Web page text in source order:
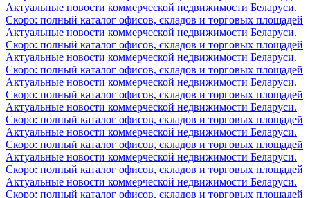
Актуальные новости коммерческой недвижимости Беларуси.
Скоро: полный каталог офисов, складов и торговых площадей
Актуальные новости коммерческой недвижимости Беларуси.
Скоро: полный каталог офисов, складов и торговых площадей
Актуальные новости коммерческой недвижимости Беларуси.
Скоро: полный каталог офисов, складов и торговых площадей
Актуальные новости коммерческой недвижимости Беларуси.
Скоро: полный каталог офисов, складов и торговых площадей
Актуальные новости коммерческой недвижимости Беларуси.
Скоро: полный каталог офисов, складов и торговых площадей
Актуальные новости коммерческой недвижимости Беларуси.
Скоро: полный каталог офисов, складов и торговых площадей
Актуальные новости коммерческой недвижимости Беларуси.
Скоро: полный каталог офисов, складов и торговых площадей
Актуальные новости коммерческой недвижимости Беларуси.
Скоро: полный каталог офисов, складов и торговых площадей